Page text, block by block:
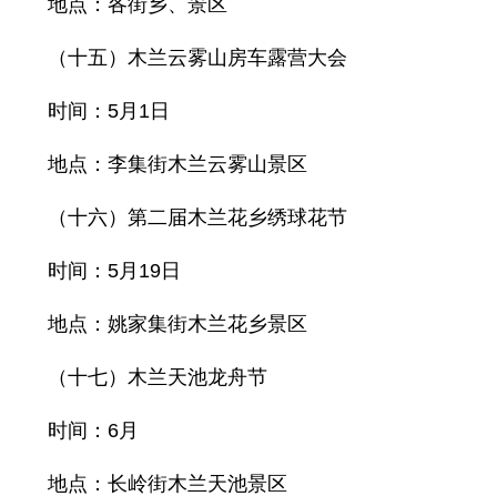
地点：各街乡、景区
（十五）木兰云雾山房车露营大会
时间：5月1日
地点：李集街木兰云雾山景区
（十六）第二届木兰花乡绣球花节
时间：5月19日
地点：姚家集街木兰花乡景区
（十七）木兰天池龙舟节
时间：6月
地点：长岭街木兰天池景区